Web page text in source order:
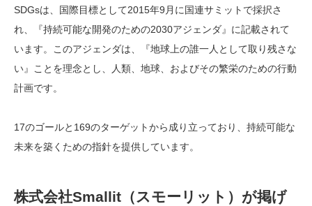
SDGsは、国際目標として2015年9月に国連サミットで採択さ
れ、『持続可能な開発のための2030アジェンダ』に記載されて
います。このアジェンダは、『地球上の誰一人として取り残さな
い』ことを理念とし、人類、地球、およびその繁栄のための行動
計画です。
17のゴールと169のターゲットから成り立っており、持続可能な
未来を築くための指針を提供しています。
株式会社Smallit（スモーリット）が掲げ